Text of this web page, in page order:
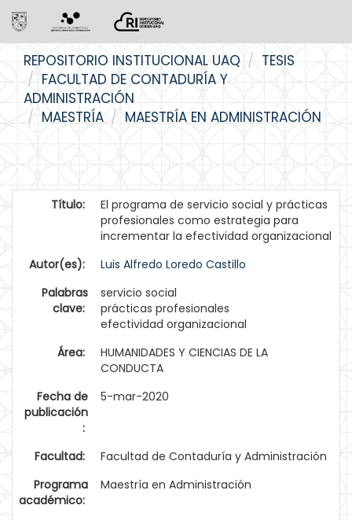
navigation
REPOSITORIO INSTITUCIONAL UAQ
TESIS
FACULTAD DE CONTADURÍA Y
ADMINISTRACIÓN
MAESTRÍA
MAESTRÍA EN ADMINISTRACIÓN
Título:
El programa de servicio social y prácticas
profesionales como estrategia para
incrementar la efectividad organizacional
Autor(es):
Luis Alfredo Loredo Castillo
Palabras
clave:
servicio social
prácticas profesionales
efectividad organizacional
Área:
HUMANIDADES Y CIENCIAS DE LA
CONDUCTA
Fecha de
publicación
:
5-mar-2020
Facultad:
Facultad de Contaduría y Administración
Programa
académico:
Maestría en Administración